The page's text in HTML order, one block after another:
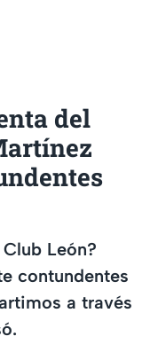
del
León?
contundentes
a través